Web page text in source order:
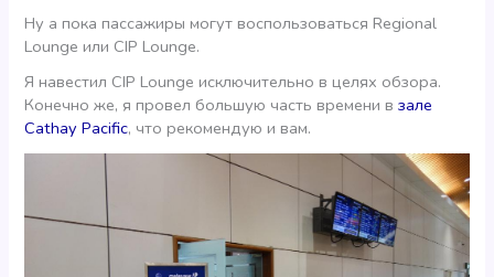
Ну а пока пассажиры могут воспользоваться Regional
Lounge или CIP Lounge.
Я навестил CIP Lounge исключительно в целях обзора.
Конечно же, я провел большую часть времени взале
Cathay Pacific, что рекомендую и вам.